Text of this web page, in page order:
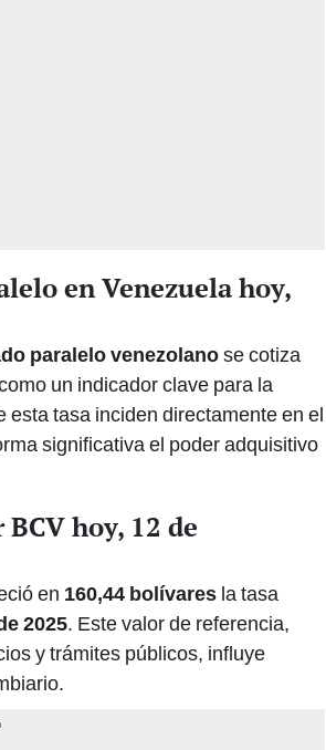
en Venezuela hoy,
paralelo venezolanose cotiza
un indicador clave para la
tasa inciden directamente en el
significativa el poder adquisitivo
hoy, 12 de
en 160,44 bolívares la tasa
2025. Este valor de referencia,
y trámites públicos, influye